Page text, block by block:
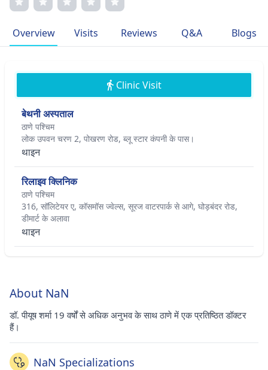
Overview Visits Reviews Q&A Blogs
Clinic Visit
बेथनी अस्पताल
ठाणे पश्चिम
लोक उपवन चरण 2, पोखरण रोड, ब्लू स्टार कंपनी के पास।
थाइन
रिलाइव क्लिनिक
ठाणे पश्चिम
316, सॉलिटेयर ए, कॉसमॉस ज्वेल्स, सूरज वाटरपार्क से आगे, घोड़बंदर रोड,
डीमार्ट के अलावा
थाइन
About NaN
डॉ. पीयूष शर्मा 19 वर्षों से अधिक अनुभव के साथ ठाणे में एक प्रतिष्ठित डॉक्टर
हैं।
NaN Specializations